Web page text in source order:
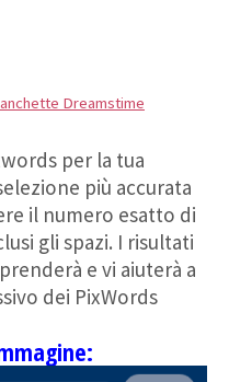
Dreamstime
per la tua
più accurata
il numero esatto di
gli spazi. I risultati
e vi aiuterà a
dei PixWords